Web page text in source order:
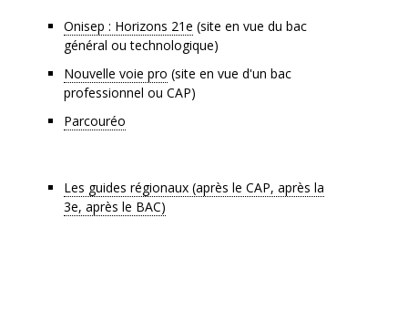
Onisep : Horizons 21e (site en vue du bac
général ou technologique)
Nouvelle voie pro (site en vue d'un bac
professionnel ou CAP)
Parcouréo
Les guides régionaux (après le CAP, après la
3e, après le BAC)